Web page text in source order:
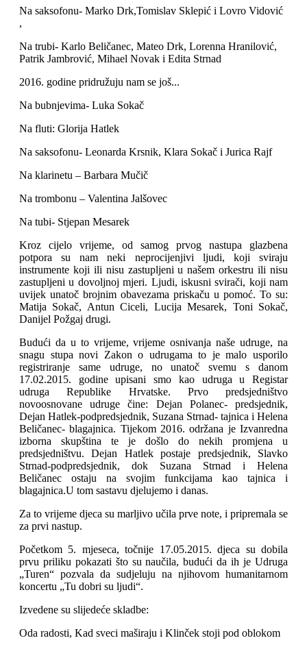
Na saksofonu- Marko Drk,Tomislav Sklepić i Lovro Vidović
,
Na trubi- Karlo Beličanec, Mateo Drk, Lorenna Hranilović,
Patrik Jambrović, Mihael Novak i Edita Strnad
2016. godine pridružuju nam se još...
Na bubnjevima- Luka Sokač
Na fluti: Glorija Hatlek
Na saksofonu- Leonarda Krsnik, Klara Sokač i Jurica Rajf
Na klarinetu – Barbara Mučič
Na trombonu – Valentina Jalšovec
Na tubi- Stjepan Mesarek
Kroz cijelo vrijeme, od samog prvog nastupa glazbena
potpora su nam neki neprocijenjivi ljudi, koji sviraju
instrumente koji ili nisu zastupljeni u našem orkestru ili nisu
zastupljeni u dovoljnoj mjeri. Ljudi, iskusni svirači, koji nam
uvijek unatoč brojnim obavezama priskaču u pomoć. To su:
Matija Sokač, Antun Ciceli, Lucija Mesarek, Toni Sokač,
Danijel Požgaj drugi.
Budući da u to vrijeme, vrijeme osnivanja naše udruge, na
snagu stupa novi Zakon o udrugama to je malo usporilo
registriranje same udruge, no unatoč svemu s danom
17.02.2015. godine upisani smo kao udruga u Registar
udruga Republike Hrvatske. Prvo predsjedništvo
novoosnovane udruge čine: Dejan Polanec- predsjednik,
Dejan Hatlek-podpredsjednik, Suzana Strnad- tajnica i Helena
Beličanec- blagajnica. Tijekom 2016. održana je Izvanredna
izborna skupština te je došlo do nekih promjena u
predsjedništvu. Dejan Hatlek postaje predsjednik, Slavko
Strnad-podpredsjednik, dok Suzana Strnad i Helena
Beličanec ostaju na svojim funkcijama kao tajnica i
blagajnica.U tom sastavu djelujemo i danas.
Za to vrijeme djeca su marljivo učila prve note, i pripremala se
za prvi nastup.
Početkom 5. mjeseca, točnije 17.05.2015. djeca su dobila
prvu priliku pokazati što su naučila, budući da ih je Udruga
„Turen“ pozvala da sudjeluju na njihovom humanitarnom
koncertu „Tu dobri su ljudi“.
Izvedene su slijedeće skladbe:
Oda radosti, Kad sveci maširaju i Klinček stoji pod oblokom